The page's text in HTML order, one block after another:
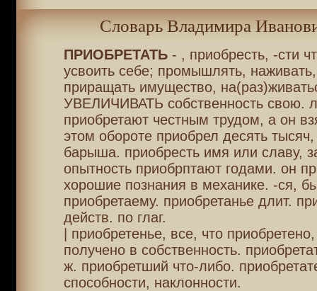
Словарь Владимира
ПРИОБРЕТАТЬ- , приобресть, -сти
усвоить себе; промышлять,
приращать имущество,
УВЕЛИЧИВАТЬ собственность свою.
приобретают честным трудом, а он
этом обороте приобрел десять
барыша. приобресть имя или славу,
опытность приобрптают годами. он
хорошие познания в механике. -ся,
приобретаему. приобретанье длит.
действ. по глаг.
| приобретенье, все, что
получено в собственность.
ж. приобретший что-либо.
способности, наклонности.